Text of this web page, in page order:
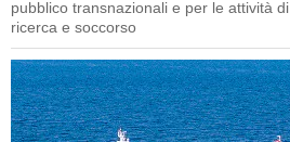
pubblico transnazionali e per le attività di
ricerca e soccorso